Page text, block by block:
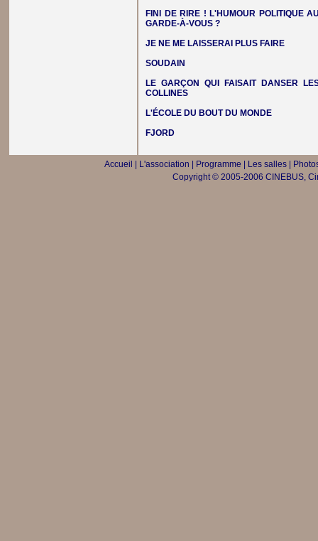
FINI DE RIRE ! L'HUMOUR POLITIQUE
GARDE-À-VOUS ?
JE NE ME LAISSERAI PLUS FAIRE
SOUDAIN
LE GARÇON QUI FAISAIT DANSER
COLLINES
L'ÉCOLE DU BOUT DU MONDE
FJORD
Accueil L'association Programme Les salles|
Copyright © 2005-2006 CINEBUS,